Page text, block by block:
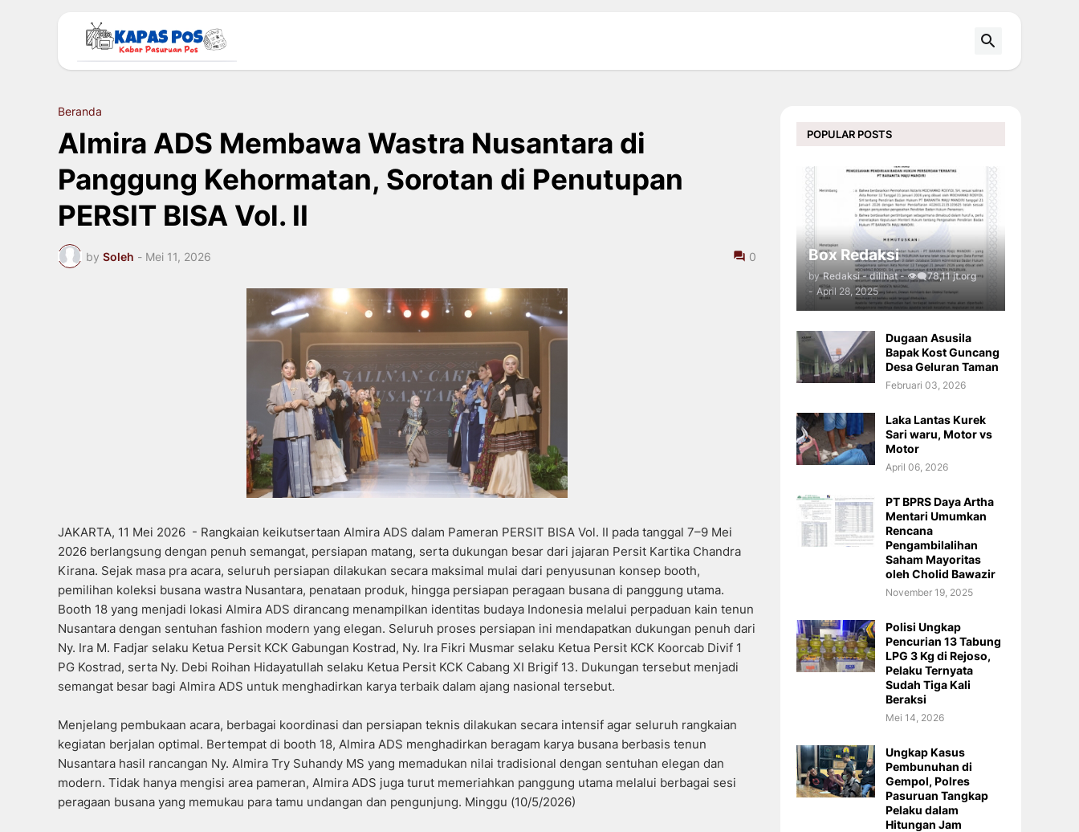
Beranda
Almira ADS Membawa Wastra Nusantara di
Panggung Kehormatan, Sorotan di Penutupan
PERSIT BISA Vol. II
by Soleh - Mei 11, 2026 0
JAKARTA, 11 Mei 2026 - Rangkaian keikutsertaan Almira ADS dalam Pameran PERSIT BISA Vol. II pada tanggal 7–9 Mei
2026 berlangsung dengan penuh semangat, persiapan matang, serta dukungan besar dari jajaran Persit Kartika Chandra
Kirana. Sejak masa pra acara, seluruh persiapan dilakukan secara maksimal mulai dari penyusunan konsep booth,
pemilihan koleksi busana wastra Nusantara, penataan produk, hingga persiapan peragaan busana di panggung utama.
Booth 18 yang menjadi lokasi Almira ADS dirancang menampilkan identitas budaya Indonesia melalui perpaduan kain tenun
Nusantara dengan sentuhan fashion modern yang elegan. Seluruh proses persiapan ini mendapatkan dukungan penuh dari
Ny. Ira M. Fadjar selaku Ketua Persit KCK Gabungan Kostrad, Ny. Ira Fikri Musmar selaku Ketua Persit KCK Koorcab Divif 1
PG Kostrad, serta Ny. Debi Roihan Hidayatullah selaku Ketua Persit KCK Cabang XI Brigif 13. Dukungan tersebut menjadi
semangat besar bagi Almira ADS untuk menghadirkan karya terbaik dalam ajang nasional tersebut.
Menjelang pembukaan acara, berbagai koordinasi dan persiapan teknis dilakukan secara intensif agar seluruh rangkaian
kegiatan berjalan optimal. Bertempat di booth 18, Almira ADS menghadirkan beragam karya busana berbasis tenun
Nusantara hasil rancangan Ny. Almira Try Suhandy MS yang memadukan nilai tradisional dengan sentuhan elegan dan
modern. Tidak hanya mengisi area pameran, Almira ADS juga turut memeriahkan panggung utama melalui berbagai sesi
peragaan busana yang memukau para tamu undangan dan pengunjung. Minggu (10/5/2026)
POPULAR POSTS
Box Redaksi
by Redaksi - dilihat - 👁️‍🗨️78,11 jt.org
- April 28, 2025
Dugaan Asusila
Bapak Kost Guncang
Desa Geluran Taman
Februari 03, 2026
Laka Lantas Kurek
Sari waru, Motor vs
Motor
April 06, 2026
PT BPRS Daya Artha
Mentari Umumkan
Rencana
Pengambilalihan
Saham Mayoritas
oleh Cholid Bawazir
November 19, 2025
Polisi Ungkap
Pencurian 13 Tabung
LPG 3 Kg di Rejoso,
Pelaku Ternyata
Sudah Tiga Kali
Beraksi
Mei 14, 2026
Ungkap Kasus
Pembunuhan di
Gempol, Polres
Pasuruan Tangkap
Pelaku dalam
Hitungan Jam